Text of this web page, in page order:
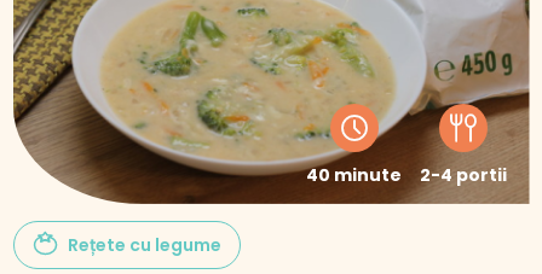
40 minute 2-4 portii
Rețete cu legume